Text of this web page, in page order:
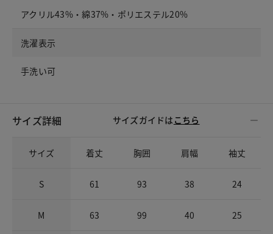
アクリル43%・綿37%・ポリエステル20%
洗濯表示
手洗い可
サイズ詳細 サイズガイドは こちら
サイズ 着丈 胸囲 肩幅 袖丈
S 61 93 38 24
M 63 99 40 25